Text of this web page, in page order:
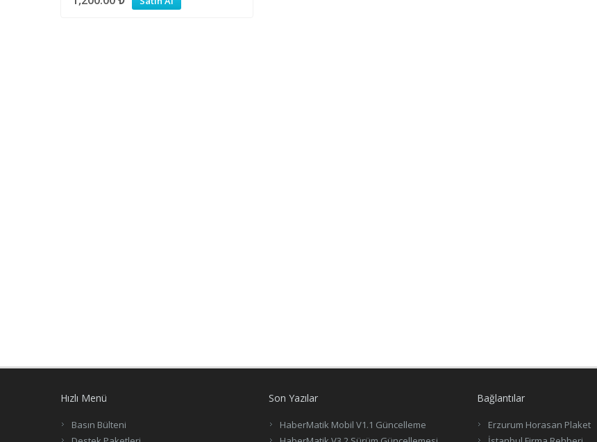
Hızlı Menü
Basın Bülteni
Son Yazılar
HaberMatik Mobil V1.1 Güncelleme
Bağlantılar
Erzurum Horasan Plaket